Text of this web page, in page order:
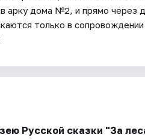
арку дома №2, и прямо через
только в
Русской сказки "За